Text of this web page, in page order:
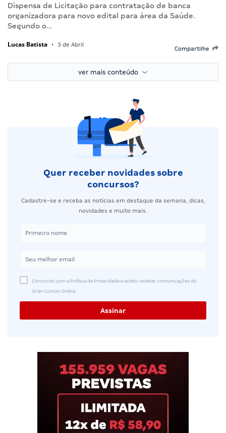
Dispensa de Licitação para contratação de banca
organizadora para novo edital para área da Saúde.
Segundo o…
Lucas Batista • 3 de Abril
Compartilhe
ver mais conteúdo
Quer receber novidades sobre
concursos?
Cadastre-se e receba as notícias em destaque da semana, dicas,
novidades e muito mais.
Concordo com a Política de Privacidade e aceito receber comunicações do
Gran Cursos Online.